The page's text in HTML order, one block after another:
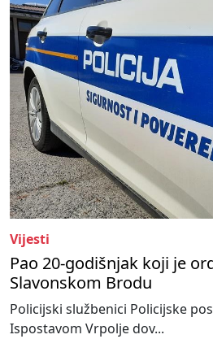
Vijesti
Pao 20-godišnjak koji je
Slavonskom Brodu
Policijski službenici Policijske
Ispostavom Vrpolje dov...